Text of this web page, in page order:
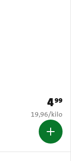
Prijs:
499
€ 19,96 per
19,96/kilo